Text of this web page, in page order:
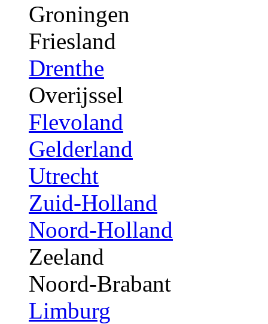
Groningen
Friesland
Drenthe
Overijssel
Flevoland
Gelderland
Utrecht
Zuid-Holland
Noord-Holland
Zeeland
Noord-Brabant
Limburg